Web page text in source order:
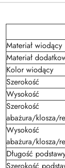
Materiał wiodący
Materiał
Kolor wiodący
Szerokość
Wysokość
Szerokość
abażura/klosza/
Wysokość
abażura/klosza/
Długość
Szerokość